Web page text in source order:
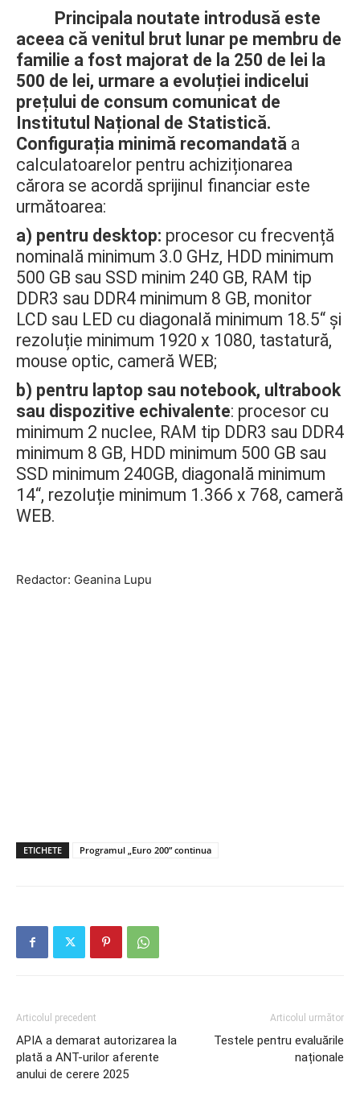
Principala noutate introdusă este
aceea că venitul brut lunar pe membru de
familie a fost majorat de la 250 de lei la
500 de lei, urmare a evoluției indicelui
prețului de consum comunicat de
Institutul Național de Statistică.
Configurația minimă recomandată a
calculatoarelor pentru achiziționarea
cărora se acordă sprijinul financiar este
următoarea:
a) pentru desktop: procesor cu frecvență
nominală minimum 3.0 GHz, HDD minimum
500 GB sau SSD minim 240 GB, RAM tip
DDR3 sau DDR4 minimum 8 GB, monitor
LCD sau LED cu diagonală minimum 18.5“ și
rezoluție minimum 1920 x 1080, tastatură,
mouse optic, cameră WEB;
b) pentru laptop sau notebook, ultrabook
sau dispozitive echivalente: procesor cu
minimum 2 nuclee, RAM tip DDR3 sau DDR4
minimum 8 GB, HDD minimum 500 GB sau
SSD minimum 240GB, diagonală minimum
14“, rezoluție minimum 1.366 x 768, cameră
WEB.
Redactor: Geanina Lupu
ETICHETE Programul „Euro 200” continua
Articolul precedent
APIA a demarat autorizarea la
plată a ANT-urilor aferente
anului de cerere 2025
Articolul următor
Testele pentru evaluările
naționale